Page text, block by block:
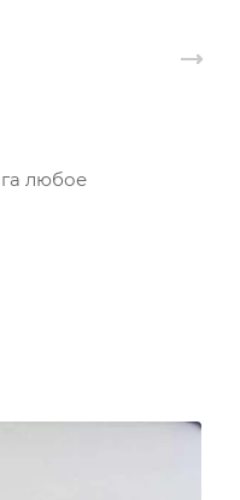
любое